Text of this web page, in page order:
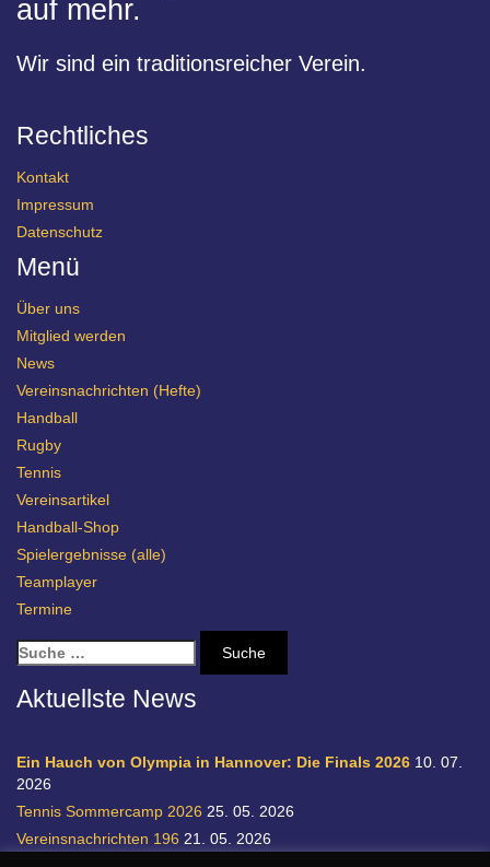
auf mehr.
Wir sind ein traditionsreicher Verein.
Rechtliches
Kontakt
Impressum
Datenschutz
Menü
Über uns
Mitglied werden
News
Vereinsnachrichten (Hefte)
Handball
Rugby
Tennis
Vereinsartikel
Handball-Shop
Spielergebnisse (alle)
Teamplayer
Termine
S
u
c
n
a
c
:
Aktuellste News
Ein Hauch von Olympia in Hannover: Die Finals 2026 10. 07.
2026
Tennis Sommercamp 2026 25. 05. 2026
Vereinsnachrichten 196 21. 05. 2026